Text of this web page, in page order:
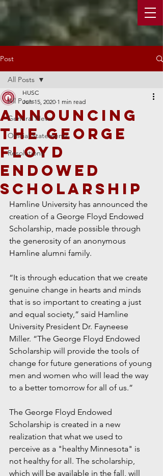
Post
All Posts
General News
Official Statements
Resolutions
All Posts
Announcing
the George
Floyd
Endowed
Scholarship
HUSC
Jun 15, 2020 1 min read
Hamline University has announced the
creation of a George Floyd Endowed
Scholarship, made possible through
the generosity of an anonymous
Hamline alumni family.
“It is through education that we create
genuine change in hearts and minds
that is so important to creating a just
and equal society,” said Hamline
University President Dr. Fayneese
Miller. “The George Floyd Endowed
Scholarship will provide the tools of
change for future generations of young
men and women who will lead the way
to a better tomorrow for all of us.”
The George Floyd Endowed
Scholarship is created in a new
realization that what we used to
perceive as a "healthy Minnesota" is
not healthy for all. The scholarship,
which will be available in the fall, will